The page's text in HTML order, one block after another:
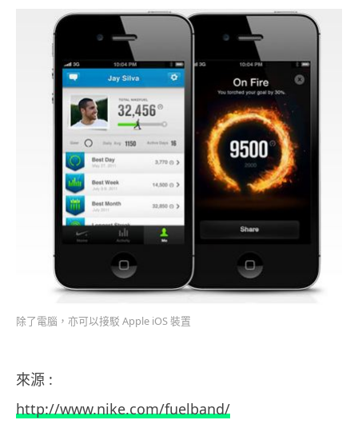
除了電腦，亦可以接駁 Apple iOS 裝置
來源 :
http://www.nike.com/fuelband/